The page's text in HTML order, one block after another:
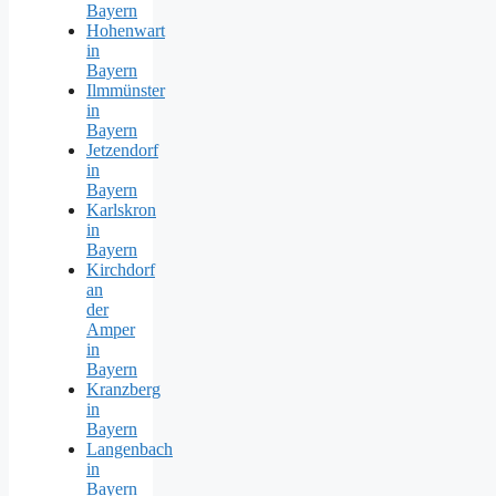
Bayern
Hohenwart
in
Bayern
Ilmmünster
in
Bayern
Jetzendorf
in
Bayern
Karlskron
in
Bayern
Kirchdorf
an
der
Amper
in
Bayern
Kranzberg
in
Bayern
Langenbach
in
Bayern